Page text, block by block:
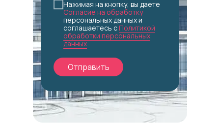
Нажимая на кнопку, вы даете
Согласие на обработку
персональных данных и
соглашаетесь cПолитикой
обработки персональных
данных
Отправить